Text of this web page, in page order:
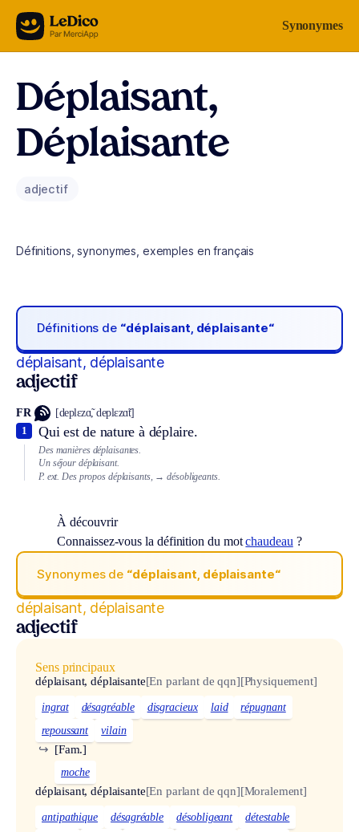
Aller au contenu Synonymes
Déplaisant,
Déplaisante
adjectif
Définitions, synonymes, exemples en français
Définitions de “déplaisant, déplaisante“
déplaisant, déplaisante
adjectif
FR [deplɛzɑ̃, deplɛzɑ̃t]
Qui est de nature à déplaire.
1
Des manières déplaisantes.
Un séjour déplaisant.
P. ext. Des propos déplaisants, → désobligeants.
À découvrir
Connaissez-vous la définition du motchaudeau ?
Synonymes de “déplaisant, déplaisante“
déplaisant, déplaisante
adjectif
Sens principaux
déplaisant, déplaisante[En parlant de qqn][Physiquement]
ingrat désagréable disgracieux laid
répugnant
repoussant
vilain
[Fam.]
↪
moche
déplaisant, déplaisante[En parlant de qqn][Moralement]
antipathique désagréable désobligeant
détestable